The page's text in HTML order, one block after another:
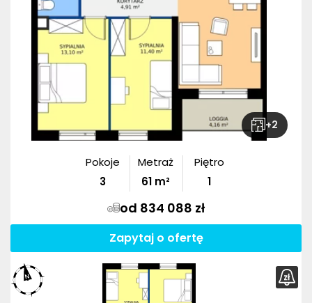
+2
Pokoje
3
Metraż
61 m²
Piętro
1
od 834 088 zł
Zapytaj o ofertę